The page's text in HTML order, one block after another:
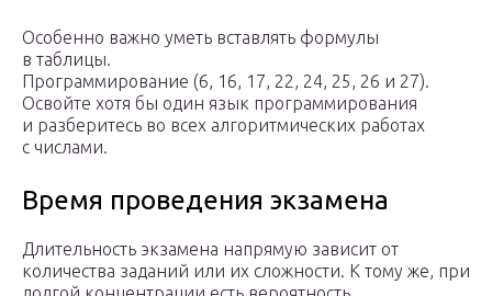
Особенно важно уметь вставлять формулы
в таблицы.
Программирование (6, 16, 17, 22, 24, 25, 26 и 27).
Освойте хотя бы один язык программирования
и разберитесь во всех алгоритмических работах
с числами.
Время проведения экзамена
Длительность экзамена напрямую зависит от
количества заданий или их сложности. К тому же, при